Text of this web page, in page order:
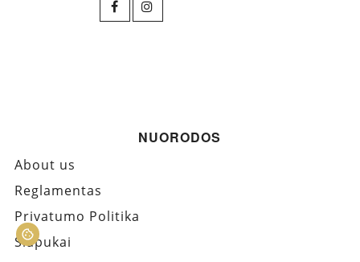
NUORODOS
About us
Reglamentas
Privatumo Politika
Slapukai